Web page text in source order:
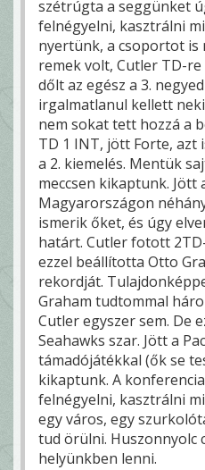
szétrúgta a seggünket
felnégyelni, kasztrálni
nyertünk, a csoportot is
remek volt, Cutler TD-
dőlt az egész a 3.
irgalmatlanul kellett
nem sokat tett hozzá a
TD 1 INT, jött Forte,
a 2. kiemelés. Mentük
meccsen kikaptunk. Jött
Magyarországon
ismerik őket, és úgy
határt. Cutler fotott
ezzel beállította Otto
rekordját.
Graham tudtommal
Cutler egyszer sem. De
Seahawks szar. Jött a
támadójátékkal (ők se
kikaptunk. A
felnégyelni, kasztrálni
egy város, egy
tud örülni. Huszonnyolc
helyünkben lenni.